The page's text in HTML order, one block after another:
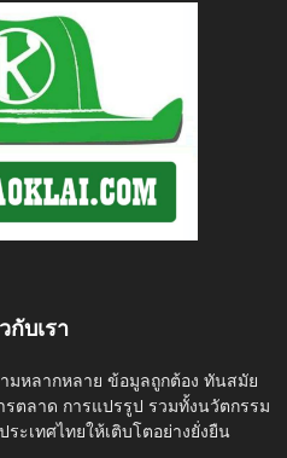
กับเรา
มหลากหลาย ข้อมูลถูกต้อง ทันสมัย
ตลาด การแปรรูป รวมทั้งนวัตกรรม
ะเทศไทยให้เติบโตอย่างยั่งยืน